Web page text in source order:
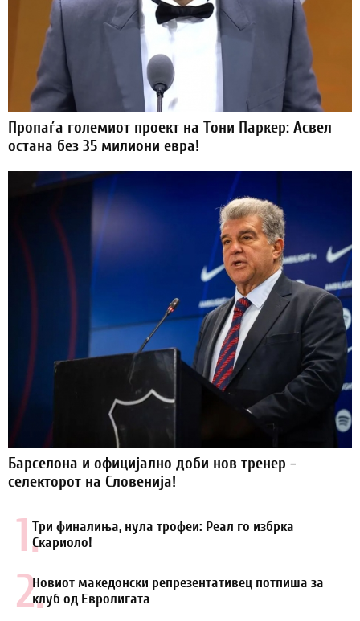
Пропаѓа големиот проект на Тони Паркер: Асвел
остана без 35 милиони евра!
Барселона и официјално доби нов тренер -
селекторот на Словенија!
1.Три финалиња, нула трофеи: Реал го избрка
Скариоло!
2.Новиот македонски репрезентативец потпиша за
клуб од Евролигата